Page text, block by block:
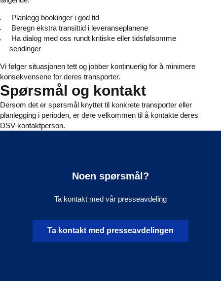
Planlegg bookinger i god tid
Beregn ekstra transittid i leveranseplanene
Ha dialog med oss rundt kritiske eller tidsfølsomme
sendinger
Vi følger situasjonen tett og jobber kontinuerlig for å minimere
konsekvensene for deres transporter.
Spørsmål og kontakt
Dersom det er spørsmål knyttet til konkrete transporter eller
planlegging i perioden, er dere velkommen til å kontakte deres
DSV-kontaktperson.
Noen spørsmål?
Ta kontakt med vår presseavdeling
Ta kontakt med presseavdelingen